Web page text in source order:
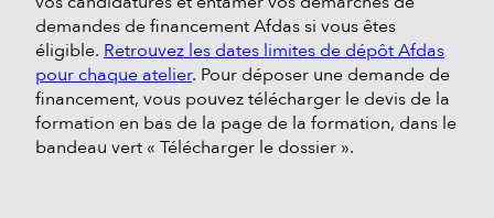
demandes de financement Afdas si vous êtes
éligible. Retrouvez les dates limites de dépôt Afdas
pour chaque atelier. Pour déposer une demande de
financement, vous pouvez télécharger le devis de la
formation en bas de la page de la formation, dans le
bandeau vert « Télécharger le dossier ».